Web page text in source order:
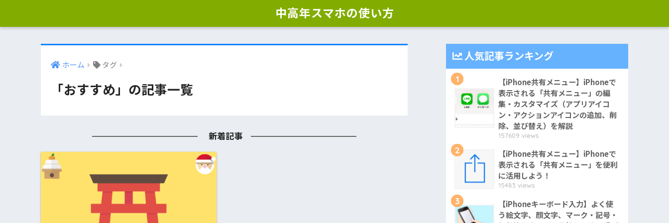
中高年スマホの使い方
ホーム タグ
「おすすめ」の記事一覧
新着記事
人気記事ランキング
1
【iPhone共有メニュー】iPhoneで
表示される「共有メニュー」の編
集・カスタマイズ（アプリアイコ
ン・アクションアイコンの追加、削
除、並び替え）を解説
157609 views
2
【iPhone共有メニュー】iPhoneで
表示される「共有メニュー」を便利
に活用しよう！
15483 views
3
【iPhoneキーボード入力】よく使
う絵文字、顔文字、マーク・記号・